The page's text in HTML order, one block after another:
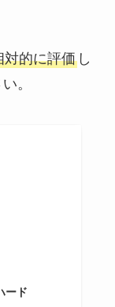
対的に評価し
。
ード